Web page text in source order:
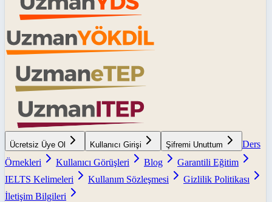
Ücretsiz Üye Ol Kullanıcı Girişi Şifremi Unuttum
Ders
Örnekleri
Kullanıcı Görüşleri Blog
Garantili Eğitim
IELTS Kelimeleri
Kullanım Sözleşmesi
Gizlilik Politikası
İletişim Bilgileri